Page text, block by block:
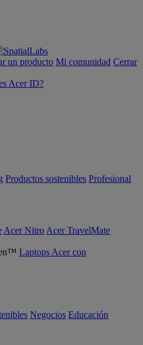
un producto Mi comunidad Cerrar
Acer ID?
Productos sostenibles Profesional
Acer Nitro Acer TravelMate
Laptops Acer con
Negocios Educación